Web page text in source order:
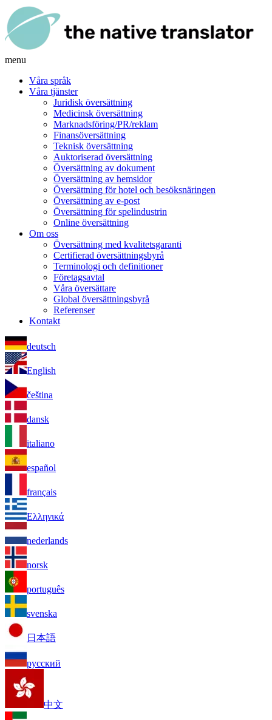
menu
Våra språk
Våra tjänster
Juridisk översättning
Medicinsk översättning
Marknadsföring/PR/reklam
Finansöversättning
Teknisk översättning
Auktoriserad översättning
Översättning av dokument
Översättning av hemsidor
Översättning för hotel och besöksnäringen
Översättning av e-post
Översättning för spelindustrin
Online översättning
Om oss
Översättning med kvalitetsgaranti
Certifierad översättningsbyrå
Terminologi och definitioner
Företagsavtal
Våra översättare
Global översättningsbyrå
Referenser
Kontakt
deutsch
English
čeština
dansk
italiano
español
français
Ελληνικά
nederlands
norsk
português
svenska
日本語
русский
中文